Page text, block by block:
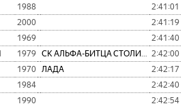
1988 2:41:01
2000 2:41:19
1969 2:41:40
1979 СК АЛЬФА-БИТЦА СТОЛИЦА 2:42:00
1970 ЛАДА 2:42:17
1984 2:42:40
1990 2:42:54